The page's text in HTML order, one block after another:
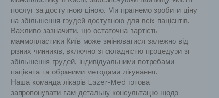
послуг за доступною ціною. Ми прагнемо зробити ціну
на збільшення грудей доступною для всіх пацієнтів.
Важливо зазначити, що остаточна вартість
маммопластики Київ може змінюватися залежно від
різних чинників, включно зі складністю процедури зі
збільшення грудей, індивідуальними потребами
пацієнта та обраними методами лікування.
Наша команда лікарів Lazer-Med готова
запропонувати вам детальну консультацію щодо